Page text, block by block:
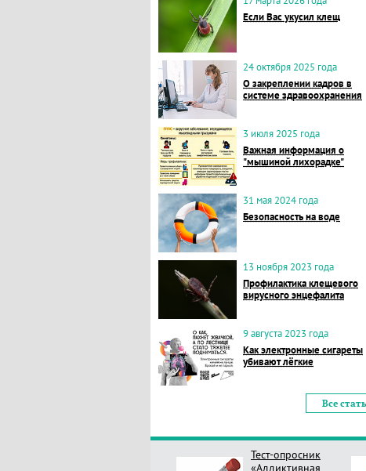
Если Вас укусил клещ
24 октября 2025 года
О закреплении кадров в
системе здравоохранения
3 июля 2025 года
Важная информация о
"мышиной лихорадке"
31 мая 2024 года
Безопасность на воде
13 ноября 2023 года
Профилактика клещевого
вирусного энцефалита
9 августа 2023 года
Как электронные сигареты
убивают лёгкие
Все
Тест-опросник
«Аддиктивная